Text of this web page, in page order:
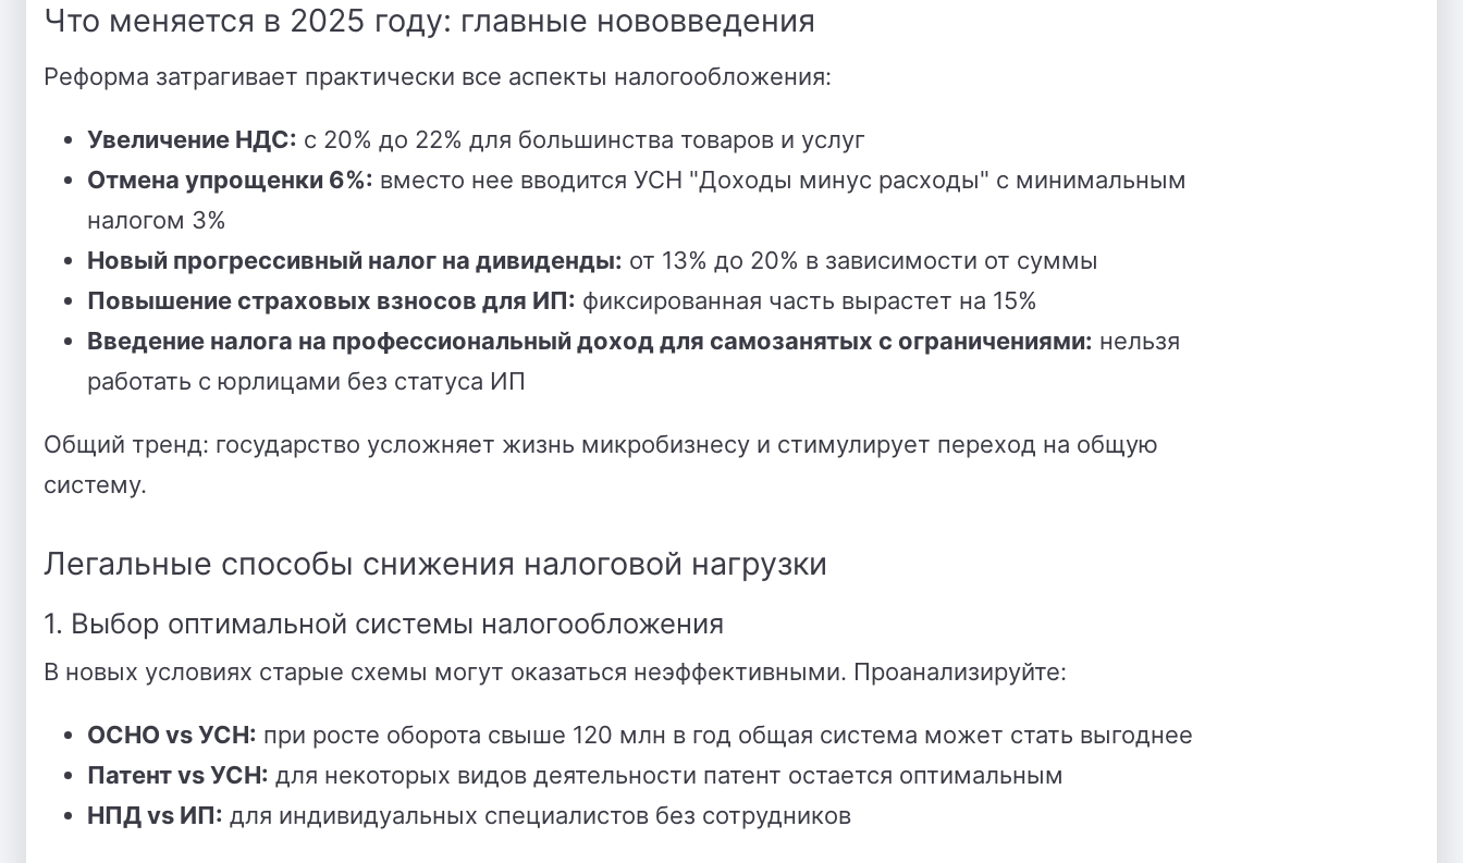
Что меняется в 2025 году: главные нововведения
Реформа затрагивает практически все аспекты налогообложения:
Увеличение НДС: с 20% до 22% для большинства товаров и услуг
Отмена упрощенки 6%: вместо нее вводится УСН "Доходы минус расходы" с минимальным
налогом 3%
Новый прогрессивный налог на дивиденды: от 13% до 20% в зависимости от суммы
Повышение страховых взносов для ИП: фиксированная часть вырастет на 15%
Введение налога на профессиональный доход для самозанятых с ограничениями: нельзя
работать с юрлицами без статуса ИП
Общий тренд: государство усложняет жизнь микробизнесу и стимулирует переход на общую
систему.
Легальные способы снижения налоговой нагрузки
1. Выбор оптимальной системы налогообложения
В новых условиях старые схемы могут оказаться неэффективными. Проанализируйте:
ОСНО vs УСН: при росте оборота свыше 120 млн в год общая система может стать выгоднее
Патент vs УСН: для некоторых видов деятельности патент остается оптимальным
НПД vs ИП: для индивидуальных специалистов без сотрудников